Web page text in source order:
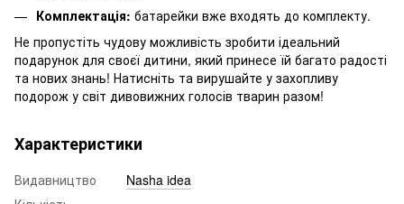
Комплектація: батарейки вже входять до комплекту.
Не пропустіть чудову можливість зробити ідеальний
подарунок для своєї дитини, який принесе їй багато радості
та нових знань! Натисніть та вирушайте у захопливу
подорож у світ дивовижних голосів тварин разом!
Характеристики
Видавництво
Nasha idea